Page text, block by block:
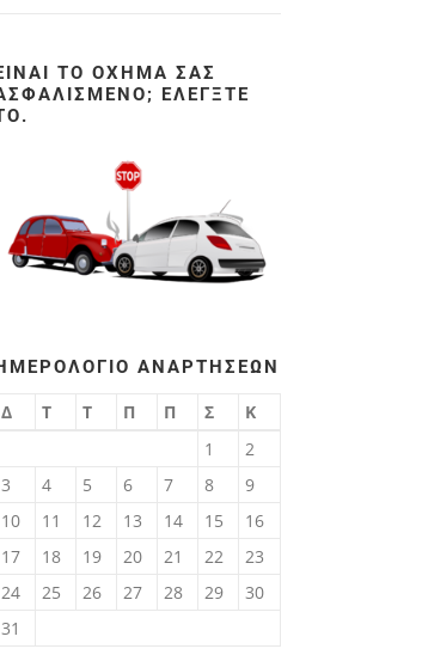
ΤΟ ΌΧΗΜΆ ΣΑΣ
ΕΛΈΓΞΤΕ
ΑΝΑΡΤΉΣΕΩΝ
Δ Τ Τ Π Π Σ
Κ
1
2
3
4 5 6 7 8
9
10
11 12 13 14 15
16
17
18 19 20 21 22
23
24
25 26 27 28 29
30
31